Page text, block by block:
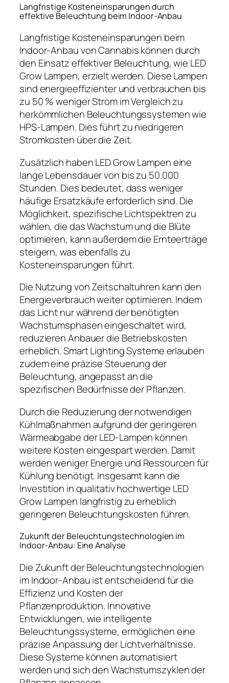
Langfristige Kosteneinsparungen durch
effektive Beleuchtung beim Indoor-Anbau
Langfristige Kosteneinsparungen beim
Indoor-Anbau von Cannabis können durch
den Einsatz effektiver Beleuchtung, wie LED
Grow Lampen, erzielt werden. Diese Lampen
sind energieeffizienter und verbrauchen bis
zu 50 % weniger Strom im Vergleich zu
herkömmlichen Beleuchtungssystemen wie
HPS-Lampen. Dies führt zu niedrigeren
Stromkosten über die Zeit.
Zusätzlich haben LED Grow Lampen eine
lange Lebensdauer von bis zu 50.000
Stunden. Dies bedeutet, dass weniger
häufige Ersatzkäufe erforderlich sind. Die
Möglichkeit, spezifische Lichtspektren zu
wählen, die das Wachstum und die Blüte
optimieren, kann außerdem die Ernteerträge
steigern, was ebenfalls zu
Kosteneinsparungen führt.
Die Nutzung von Zeitschaltuhren kann den
Energieverbrauch weiter optimieren. Indem
das Licht nur während der benötigten
Wachstumsphasen eingeschaltet wird,
reduzieren Anbauer die Betriebskosten
erheblich. Smart Lighting Systeme erlauben
zudem eine präzise Steuerung der
Beleuchtung, angepasst an die
spezifischen Bedürfnisse der Pflanzen.
Durch die Reduzierung der notwendigen
Kühlmaßnahmen aufgrund der geringeren
Wärmeabgabe der LED-Lampen können
weitere Kosten eingespart werden. Damit
werden weniger Energie und Ressourcen für
Kühlung benötigt. Insgesamt kann die
Investition in qualitativ hochwertige LED
Grow Lampen langfristig zu erheblich
geringeren Beleuchtungskosten führen.
Zukunft der Beleuchtungstechnologien im
Indoor-Anbau: Eine Analyse
Die Zukunft der Beleuchtungstechnologien
im Indoor-Anbau ist entscheidend für die
Effizienz und Kosten der
Pflanzenproduktion. Innovative
Entwicklungen, wie intelligente
Beleuchtungssysteme, ermöglichen eine
präzise Anpassung der Lichtverhältnisse.
Diese Systeme können automatisiert
werden und sich den Wachstumszyklen der